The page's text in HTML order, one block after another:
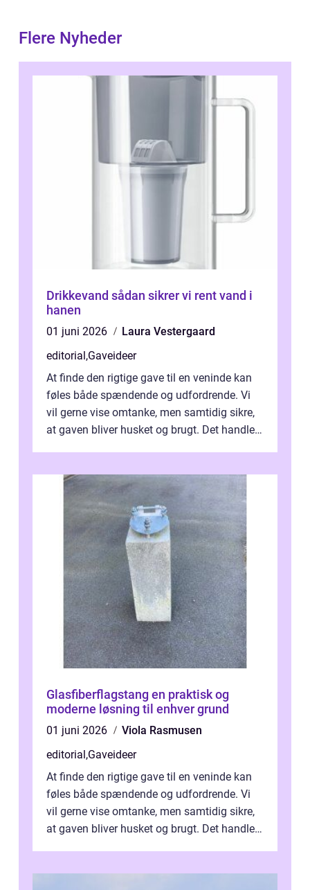
Flere Nyheder
Drikkevand sådan sikrer vi rent vand i
hanen
01 juni 2026
Laura Vestergaard
editorial ,Gaveideer
At finde den rigtige gave til en veninde kan
føles både spændende og udfordrende. Vi
vil gerne vise omtanke, men samtidig sikre,
at gaven bliver husket og brugt. Det handler
Glasfiberflagstang en praktisk og
moderne løsning til enhver grund
01 juni 2026
Viola Rasmusen
editorial ,Gaveideer
At finde den rigtige gave til en veninde kan
føles både spændende og udfordrende. Vi
vil gerne vise omtanke, men samtidig sikre,
at gaven bliver husket og brugt. Det handler